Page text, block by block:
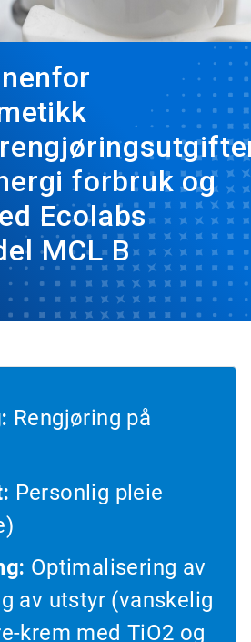
forbruk og
Ecolabs
MCL B
Rengjøring på
Personlig pleie
Optimalisering av
av utstyr (vanskelig
krem med TiO2 og